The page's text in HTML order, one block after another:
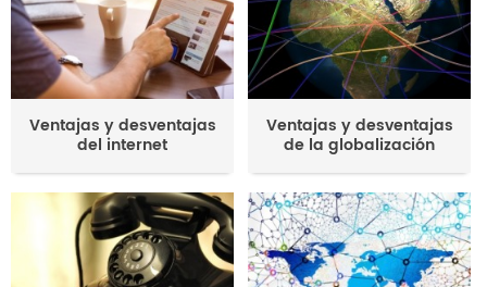
Ventajas y desventajas
del internet
Ventajas y desventajas
de la globalización